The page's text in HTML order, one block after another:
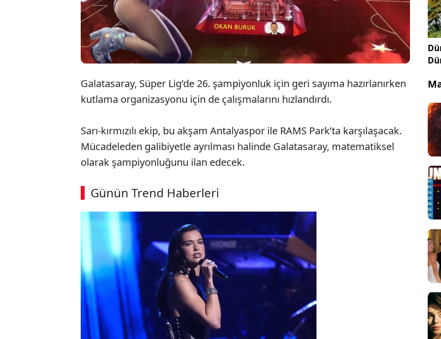
Galatasaray, Süper Lig’de 26. şampiyonluk için geri sayıma hazırlanırken
kutlama organizasyonu için de çalışmalarını hızlandırdı.
Sarı-kırmızılı ekip, bu akşam Antalyaspor ile RAMS Park’ta karşılaşacak.
Mücadeleden galibiyetle ayrılması halinde Galatasaray, matematiksel
olarak şampiyonluğunu ilan edecek.
Günün Trend Haberleri
SÖZCÜ SON DAKİKA